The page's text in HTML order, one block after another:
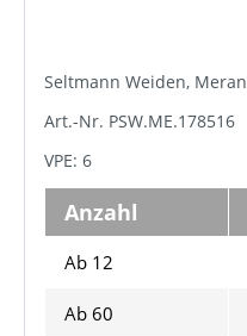
Seltmann Weiden, Meran
Art.-Nr. PSW.ME.178516
VPE: 6
Anzahl
Ab 12
Ab 60